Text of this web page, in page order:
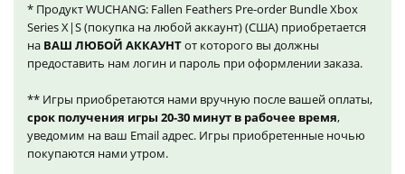
* Продукт WUCHANG: Fallen Feathers Pre-order Bundle Xbox
Series X|S (покупка на любой аккаунт) (США) приобретается
на ВАШ ЛЮБОЙ АККАУНТот которого вы должны
предоставить нам логин и пароль при оформлении заказа.
** Игры приобретаются нами вручную после вашей оплаты,
срок получения игры 20-30 минут в рабочее время,
уведомим на ваш Email адрес. Игры приобретенные ночью
покупаются нами утром.